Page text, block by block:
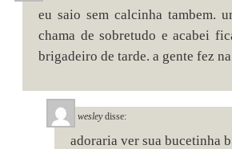
eu saio sem calcinha tambem.
chama de sobretudo e acabei
brigadeiro de tarde. a gente fez
wesley disse:
adoraria ver sua bucetinha